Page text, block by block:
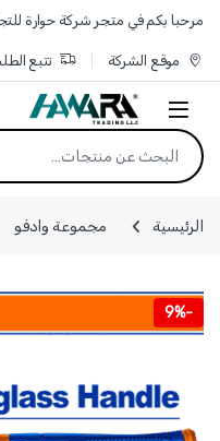
Skip to navigation
Skip to content
مرحبا بكم في متجر شركة حوارة
موقع الشركة تتبع
البحث عن:
الرئيسية مجموعة وادفو
-
9%